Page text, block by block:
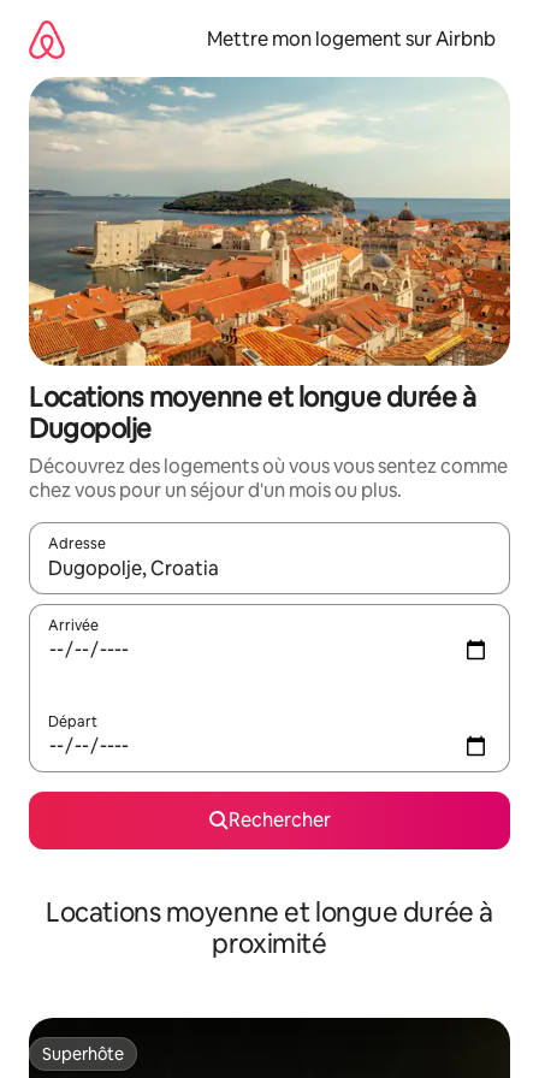
directement
contenu
Mettre mon logement sur Airbnb
Locations moyenne et longue durée à
Dugopolje
Découvrez des logements où vous vous sentez comme
chez vous pour un séjour d'un mois ou plus.
Adresse
Lorsque les résultats s'affichent, utilisez les flèches vers le
Arrivée
Départ
Rechercher
Locations moyenne et longue durée à
proximité
Superhôte
Superhôte